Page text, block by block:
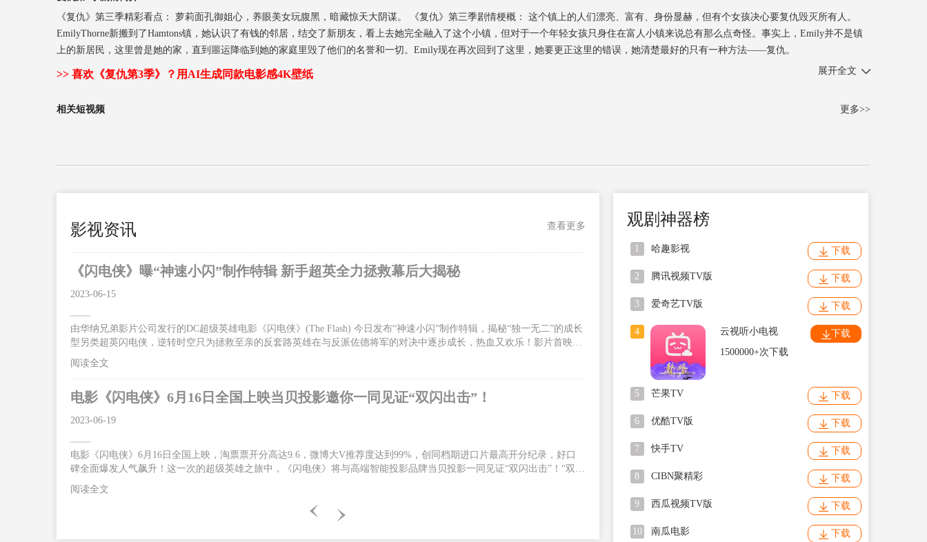
《复仇》第三季精彩看点： 萝莉面孔御姐心，养眼美女玩腹黑，暗藏惊天大阴谋。 《复仇》第三季剧情梗概： 这个镇上的人们漂亮、富有、身份显赫，但有个女孩决心要复仇毁灭所有人。
EmilyThorne新搬到了Hamtons镇，她认识了有钱的邻居，结交了新朋友，看上去她完全融入了这个小镇，但对于一个年轻女孩只身住在富人小镇来说总有那么点奇怪。事实上，Emily并不是镇
上的新居民，这里曾是她的家，直到噩运降临到她的家庭里毁了他们的名誉和一切。Emily现在再次回到了这里，她要更正这里的错误，她清楚最好的只有一种方法——复仇。
展开全文
>> 喜欢《复仇第3季》？用AI生成同款电影感4K壁纸
更多>>
相关短视频
影视资讯 查看更多
《闪电侠》曝“神速小闪”制作特辑 新手超英全力拯救幕后大揭秘
2023-06-15
由华纳兄弟影片公司发行的DC超级英雄电影《闪电侠》(The Flash) 今日发布“神速小闪”制作特辑，揭秘“独一无二”的成长
型另类超英闪电侠，逆转时空只为拯救至亲的反套路英雄在与反派佐德将军的对决中逐步成长，热血又欢乐！影片首映口
碑大爆，“好看！好玩！好笑！好惊喜！无门槛爽感”，让影迷、观众嗨到上头！影片火热预售中，6月13、14日全国300场
超前点映震撼来袭。6月16日影片将以2D/CINITY/IMAX/DolbyCinema/CGS中国巨幕版本与北美同步正式上映！闪电侠为
质。片中
阅读全文
电影《闪电侠》6月16日全国上映当贝投影邀你一同见证“双闪出击”！
2023-06-19
电影《闪电侠》6月16日全国上映，淘票票开分高达9.6，微博大V推荐度达到99%，创同档期进口片最高开分纪录，好口
碑全面爆发人气飙升！这一次的超级英雄之旅中，《闪电侠》将与高端智能投影品牌当贝投影一同见证“双闪出击”！“双闪
合体”突破光速燃炸银幕 闪电侠逆时营救感动不断据悉，《闪电侠》由华纳兄弟影片公司出品，安迪·穆斯切蒂执导，埃兹
拉·米勒、迈克尔·基顿、萨莎·卡莱、本·阿弗莱克等主演。影片中，闪电侠为了拯救至亲穿越时空，却无意引发宇宙危
机，反派佐德将军卷土重来。为了让一切重归正轨，闪电侠决定联手蝙蝠侠超女一同合力出击。电影中闪电侠拥有了超能
阅读全文
观剧神器榜
1 哈趣影视 下载
2 腾讯视频TV版 下载
3 爱奇艺TV版 下载
4 云视听小电视
下载
1500000+次下载
5 芒果TV 下载
6 优酷TV版 下载
7 快手TV 下载
8 CIBN聚精彩 下载
9 西瓜视频TV版 下载
10 南瓜电影 下载